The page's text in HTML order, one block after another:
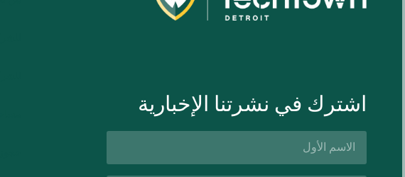
اشترك في نشرتنا الإخبارية
الاسم
الأول*